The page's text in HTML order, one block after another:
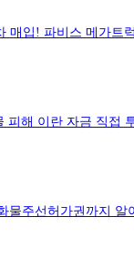
매입! 파비스 메가트
피해 이란 자금 직접
물주선허가권까지 알